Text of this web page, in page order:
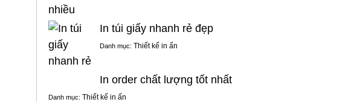
In túi giấy nhanh rẻ đẹp
Danh mục: Thiết kế in ấn
In order chất lượng tốt nhất
Danh mục: Thiết kế in ấn